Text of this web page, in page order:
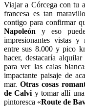
Viajar a Córcega con tu
francesa es tan
contigo para confirmar
Napoleón y eso
impresionantes vistas y
entre sus 8.000 y pico
hacer, destacaría
para ver las calas
impactante paisaje de
mar. Otras cosas
de Calvi y tomar allí
pintoresca «Route de